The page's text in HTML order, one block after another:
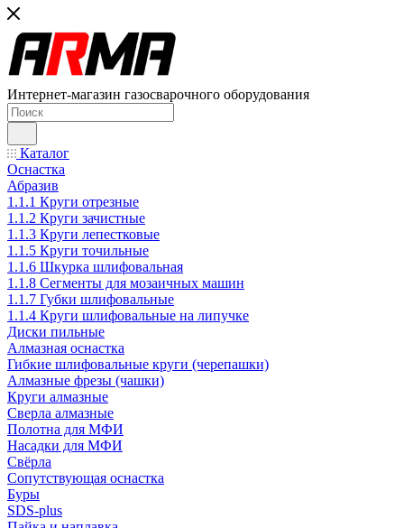
Интернет-магазин газосварочного оборудования
Каталог
Оснастка
Абразив
1.1.1 Круги отрезные
1.1.2 Круги зачистные
1.1.3 Круги лепестковые
1.1.5 Круги точильные
1.1.6 Шкурка шлифовальная
1.1.8 Сегменты для мозаичных машин
1.1.7 Губки шлифовальные
1.1.4 Круги шлифовальные на липучке
Диски пильные
Алмазная оснастка
Гибкие шлифовальные круги (черепашки)
Алмазные фрезы (чашки)
Круги алмазные
Сверла алмазные
Полотна для МФИ
Насадки для МФИ
Свёрла
Сопутствующая оснастка
Буры
SDS-plus